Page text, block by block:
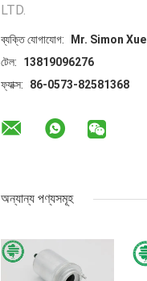
LTD.
ব্যক্তি যোগাযোগ:
Mr. Simon Xue
টেল:
13819096276
ফ্যাক্স:
86-0573-82581368
অন্যান্য পণ্যসমূহ